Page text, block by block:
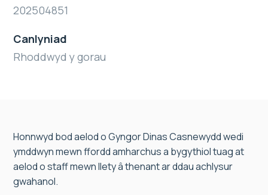
202504851
Canlyniad
Rhoddwyd y gorau
Honnwyd bod aelod o Gyngor Dinas Casnewydd wedi
ymddwyn mewn ffordd amharchus a bygythiol tuag at
aelod o staff mewn llety â thenant ar ddau achlysur
gwahanol.